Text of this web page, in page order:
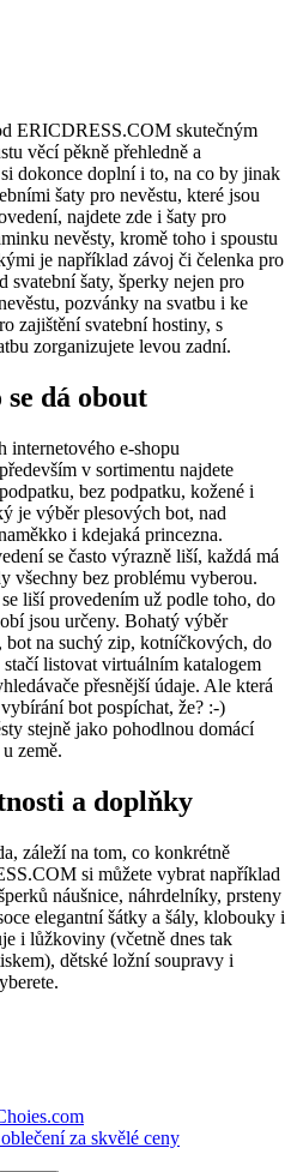
ERICDRESS.COM skutečným
věcí pěkně přehledně a
dokonce doplní i to, na co by jinak
šaty pro nevěstu, které jsou
najdete zde i šaty pro
nevěsty, kromě toho i spoustu
je například závoj či čelenka pro
svatební šaty, šperky nejen pro
pozvánky na svatbu i ke
zajištění svatební hostiny, s
zorganizujete levou zadní.
se dá obout
internetového e-shopu
v sortimentu najdete
bez podpatku, kožené i
je výběr plesových bot, nad
i kdejaká princezna.
se často výrazně liší, každá má
všechny bez problému vyberou.
liší provedením už podle toho, do
jsou určeny. Bohatý výběr
bot na suchý zip, kotníčkových, do
listovat virtuálním katalogem
přesnější údaje. Ale která
bot pospíchat, že? :-)
stejně jako pohodlnou domácí
země.
a doplňky
záleží na tom, co konkrétně
si můžete vybrat například
náušnice, náhrdelníky, prsteny
elegantní šátky a šály, klobouky i
i lůžkoviny (včetně dnes tak
dětské ložní soupravy i
za skvělé ceny